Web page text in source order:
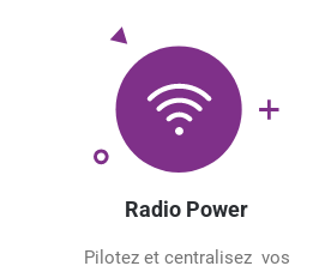
Radio Power
Pilotez et centralisez vos